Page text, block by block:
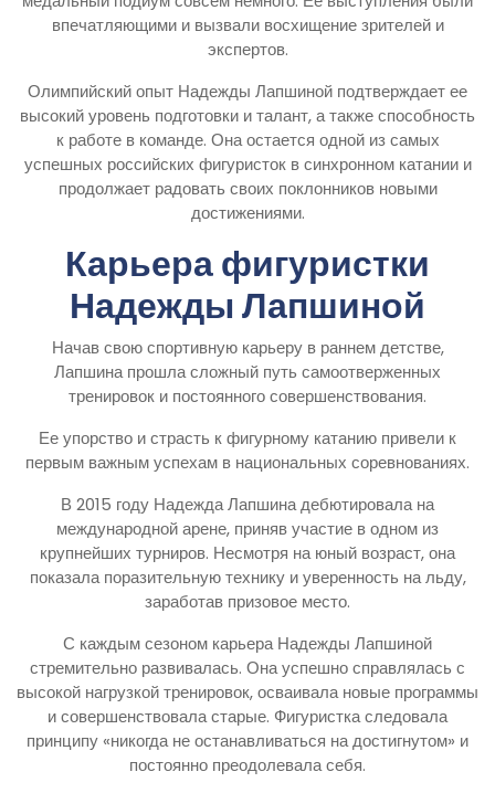
впечатляющими и вызвали восхищение зрителей и
экспертов.
Олимпийский опыт Надежды Лапшиной подтверждает ее
высокий уровень подготовки и талант, а также способность
к работе в команде. Она остается одной из самых
успешных российских фигуристок в синхронном катании и
продолжает радовать своих поклонников новыми
достижениями.
Карьера фигуристки
Надежды Лапшиной
Начав свою спортивную карьеру в раннем детстве,
Лапшина прошла сложный путь самоотверженных
тренировок и постоянного совершенствования.
Ее упорство и страсть к фигурному катанию привели к
первым важным успехам в национальных соревнованиях.
В 2015 году Надежда Лапшина дебютировала на
международной арене, приняв участие в одном из
крупнейших турниров. Несмотря на юный возраст, она
показала поразительную технику и уверенность на льду,
заработав призовое место.
С каждым сезоном карьера Надежды Лапшиной
стремительно развивалась. Она успешно справлялась с
высокой нагрузкой тренировок, осваивала новые программы
и совершенствовала старые. Фигуристка следовала
принципу «никогда не останавливаться на достигнутом» и
постоянно преодолевала себя.